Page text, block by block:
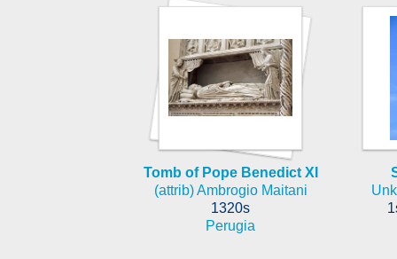
Tomb of Pope Benedict XI
(attrib) Ambrogio Maitani
1320s
Perugia